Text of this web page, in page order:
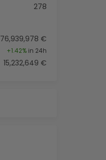
278
76,939,978 €
+1.42%in 24h
15,232,649 €